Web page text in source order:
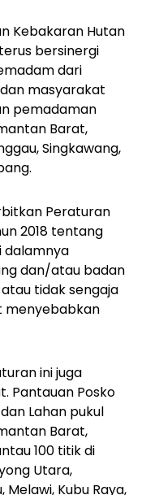
Kebakaran Hutan
bersinergi
dari
masyarakat
pemadaman
Barat,
Singkawang,
Peraturan
2018 tentang
dalamnya
dan/atau badan
tidak sengaja
menyebabkan
ini juga
Pantauan Posko
Lahan pukul
Barat,
100 titik di
Utara,
Melawi, Kubu Raya,